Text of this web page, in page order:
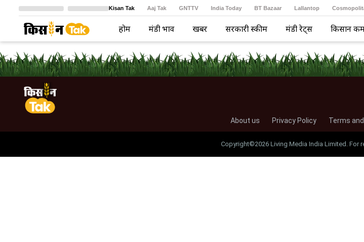
Kisan Tak Aaj Tak GNTTV India Today BT Bazaar Lallantop
Crime Tak Astro Tak
होम मंडी भाव खबरें सरकारी स्कीम मंडी रेट्स किसान
About us Privacy Policy Terms
Copyright©2026 Living Media India Limited. For